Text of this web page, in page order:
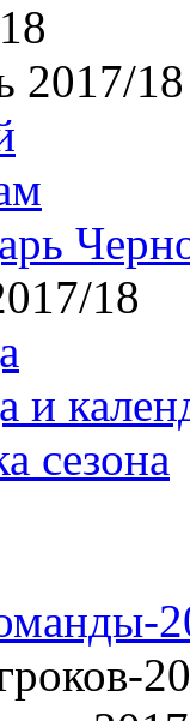
2017/18
18
и
сезона